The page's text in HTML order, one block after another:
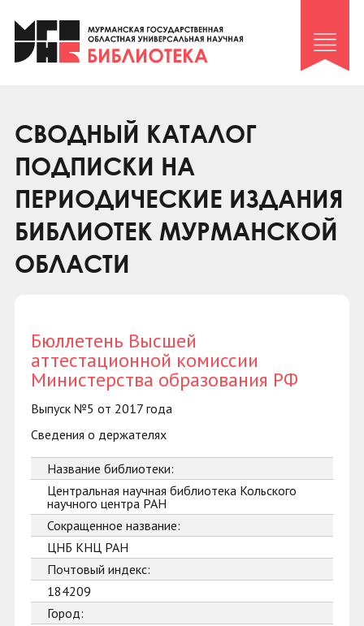
Клуб «Гиря и сельдерей»
Клуб «Семейный архив»
Коллегам
Контакты
СВОДНЫЙ КАТАЛОГ
ПОДПИСКИ НА
ПЕРИОДИЧЕСКИЕ ИЗДАНИЯ
БИБЛИОТЕК МУРМАНСКОЙ
ОБЛАСТИ
Бюллетень Высшей
аттестационной комиссии
Министерства образования РФ
Выпуск №5 от 2017 года
Сведения о держателях
Название библиотеки:
Центральная научная библиотека Кольского
научного центра РАН
Сокращенное название:
ЦНБ КНЦ РАН
Почтовый индекс:
184209
Город: